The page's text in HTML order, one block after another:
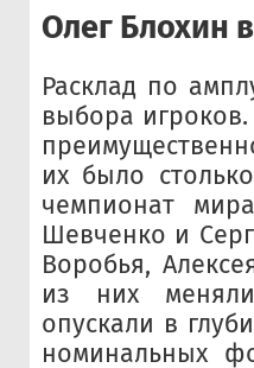
Олег Блохин
Расклад по
выбора
их было
чемпионат
Шевченко и
Воробья,
из них
опускали в
номинальных